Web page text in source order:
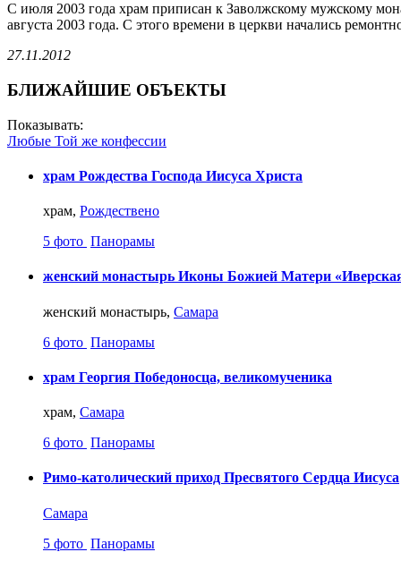
С июля 2003 года храм приписан к Заволжскому мужскому
августа 2003 года. С этого времени в церкви начались
27.11.2012
БЛИЖАЙШИЕ ОБЪЕКТЫ
Показывать:
Любые Той же конфессии
храм Рождества Господа Иисуса Христа
храм, Рождествено
5 фото Панорамы
женский монастырь Иконы Божией Матери
женский монастырь, Самара
6 фото Панорамы
храм Георгия Победоносца, великомученика
храм, Самара
6 фото Панорамы
Римо-католический приход Пресвятого Сердца Иисуса
Самара
5 фото Панорамы